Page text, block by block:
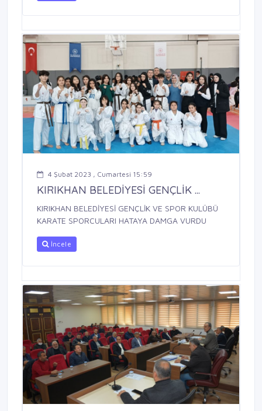
4 Şubat 2023 , Cumartesi 15:59
KIRIKHAN BELEDİYESİ GENÇLİK ...
KIRIKHAN BELEDİYESİ GENÇLİK VE SPOR KULÜBÜ
KARATE SPORCULARI HATAYA DAMGA VURDU
İncele